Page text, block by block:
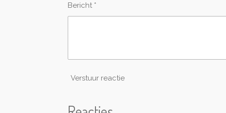
Bericht *
Verstuur reactie